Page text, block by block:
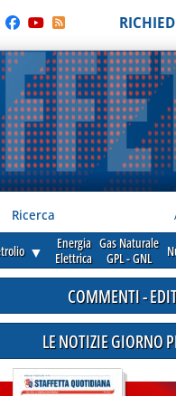
Ricerca
▼
Energia
Elettrica
Gas Naturale
GPL - GNL
COMMENTI -
LE NOTIZIE GIORNO